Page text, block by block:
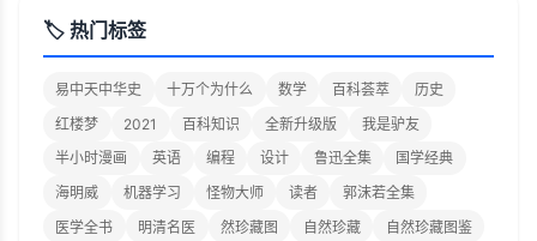
🏷️ 热门标签
易中天中华史 十万个为什么 数学 百科荟萃
历史
红楼梦
2021 百科知识 全新升级版
我是驴友
半小时漫画
英语 编程 设计 鲁迅全集
国学经典
海明威
机器学习 怪物大师 读者
郭沫若全集
医学全书
明清名医 然珍藏图 自然珍藏
自然珍藏图鉴